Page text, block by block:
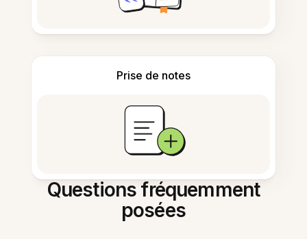
Prise de notes
Questions fréquemment
posées